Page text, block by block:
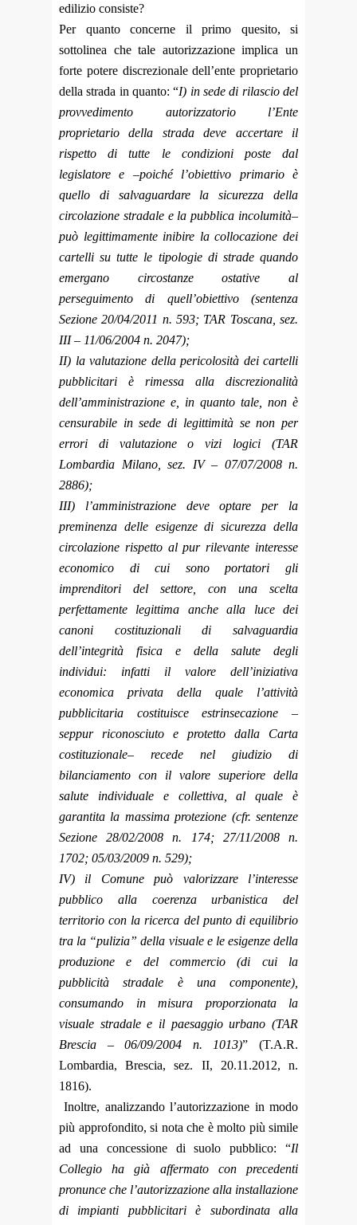
edilizio consiste?
Per quanto concerne il primo quesito, si
sottolinea che tale autorizzazione implica un
forte potere discrezionale dell’ente proprietario
della strada in quanto: “I) in sede di rilascio del
provvedimento autorizzatorio l’Ente
proprietario della strada deve accertare il
rispetto di tutte le condizioni poste dal
legislatore e –poiché l’obiettivo primario è
quello di salvaguardare la sicurezza della
circolazione stradale e la pubblica incolumità–
può legittimamente inibire la collocazione dei
cartelli su tutte le tipologie di strade quando
emergano circostanze ostative al
perseguimento di quell’obiettivo (sentenza
Sezione 20/04/2011 n. 593; TAR Toscana, sez.
III – 11/06/2004 n. 2047);
II) la valutazione della pericolosità dei cartelli
pubblicitari è rimessa alla discrezionalità
dell’amministrazione e, in quanto tale, non è
censurabile in sede di legittimità se non per
errori di valutazione o vizi logici (TAR
Lombardia Milano, sez. IV – 07/07/2008 n.
2886);
III) l’amministrazione deve optare per la
preminenza delle esigenze di sicurezza della
circolazione rispetto al pur rilevante interesse
economico di cui sono portatori gli
imprenditori del settore, con una scelta
perfettamente legittima anche alla luce dei
canoni costituzionali di salvaguardia
dell’integrità fisica e della salute degli
individui: infatti il valore dell’iniziativa
economica privata della quale l’attività
pubblicitaria costituisce estrinsecazione –
seppur riconosciuto e protetto dalla Carta
costituzionale– recede nel giudizio di
bilanciamento con il valore superiore della
salute individuale e collettiva, al quale è
garantita la massima protezione (cfr. sentenze
Sezione 28/02/2008 n. 174; 27/11/2008 n.
1702; 05/03/2009 n. 529);
IV) il Comune può valorizzare l’interesse
pubblico alla coerenza urbanistica del
territorio con la ricerca del punto di equilibrio
tra la “pulizia” della visuale e le esigenze della
produzione e del commercio (di cui la
pubblicità stradale è una componente),
consumando in misura proporzionata la
visuale stradale e il paesaggio urbano (TAR
Brescia – 06/09/2004 n. 1013)” (T.A.R.
Lombardia, Brescia, sez. II, 20.11.2012, n.
1816).
Inoltre, analizzando l’autorizzazione in modo
più approfondito, si nota che è molto più simile
ad una concessione di suolo pubblico: “Il
Collegio ha già affermato con precedenti
pronunce che l’autorizzazione alla installazione
di impianti pubblicitari è subordinata alla